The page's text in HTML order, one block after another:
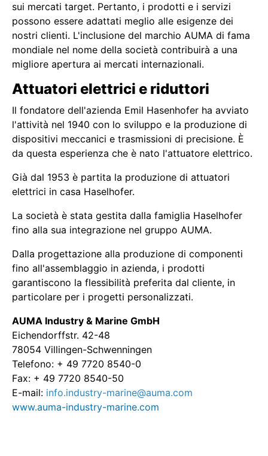
sui mercati target. Pertanto, i prodotti e i servizi
possono essere adattati meglio alle esigenze dei
nostri clienti. L'inclusione del marchio AUMA di fama
mondiale nel nome della società contribuirà a una
migliore apertura ai mercati internazionali.
Attuatori elettrici e riduttori
Il fondatore dell'azienda Emil Hasenhofer ha avviato
l'attività nel 1940 con lo sviluppo e la produzione di
dispositivi meccanici e trasmissioni di precisione. È
da questa esperienza che è nato l'attuatore elettrico.
Già dal 1953 è partita la produzione di attuatori
elettrici in casa Haselhofer.
La società è stata gestita dalla famiglia Haselhofer
fino alla sua integrazione nel gruppo AUMA.
Dalla progettazione alla produzione di componenti
fino all'assemblaggio in azienda, i prodotti
garantiscono la flessibilità preferita dal cliente, in
particolare per i progetti personalizzati.
AUMA Industry & Marine GmbH
Eichendorffstr. 42-48
78054 Villingen-Schwenningen
Telefono: + 49 7720 8540-0
Fax: + 49 7720 8540-50
E-mail: info.industry-marine@auma.com
www.auma-industry-marine.com